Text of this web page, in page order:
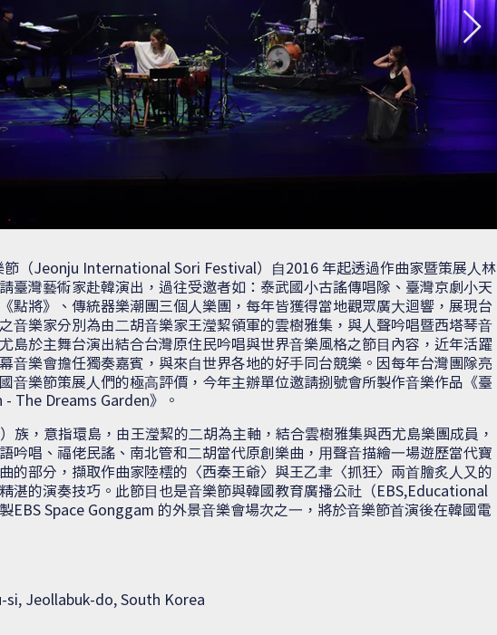
節（Jeonju International Sori Festival）⾃2016 年起透過作曲家暨策展⼈林
臺灣藝術家赴韓演出，過往受邀者如：泰武國⼩古謠傳唱隊、臺灣京劇⼩天
點將》、傳統器樂潮團三個⼈樂團，每年皆獲得當地觀眾廣⼤迴響，展現台
⾳樂家分別為由⼆胡⾳樂家王瀅絜領軍的雲樹雅集，與⼈聲吟唱暨西塔琴⾳
島於主舞台演出結合台灣原住民吟唱與世界⾳樂風格之節⽬內容，近年活躍
⾳樂會擔任獨奏嘉賓，與來⾃世界各地的好⼿同台競樂。因每年台灣團隊亮
⾳樂節策展⼈們的極⾼評價，今年主辦單位邀請捌號會所製作⾳樂作品《臺
The Dreams Garden》。
族，意指環島，由王瀅絜的⼆胡為主軸，結合雲樹雅集與西尤島樂團成員，
吟唱、福佬民謠、南北管和⼆胡當代原創樂曲，⽤聲⾳描繪⼀場遊歷當代寶
的部分，擷取作曲家陸橒的〈西秦王爺〉與王⼄⾀〈抓狂〉兩⾸膾炙⼈⼜的
湛的演奏技巧。此節⽬也是⾳樂節與韓國教育廣播公社（EBS,Educational
EBS Space Gonggam 的外景⾳樂會場次之⼀，將於⾳樂節⾸演後在韓國電
si, Jeollabuk-do, South Korea